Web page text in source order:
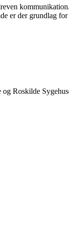
kommunikation.
er der grundlag
Roskilde